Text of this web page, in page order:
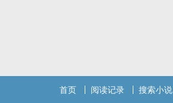
首页 阅读记录 搜索小说